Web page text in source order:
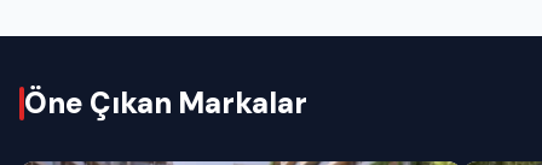
Öne Çıkan Markalar